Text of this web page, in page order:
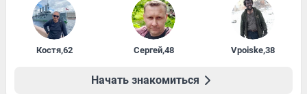
Костя,62 Сергей,48 Vpoiske,38
Начать знакомиться